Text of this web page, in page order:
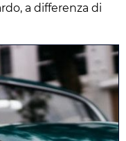
a differenza di